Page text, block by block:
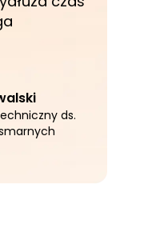
ds.